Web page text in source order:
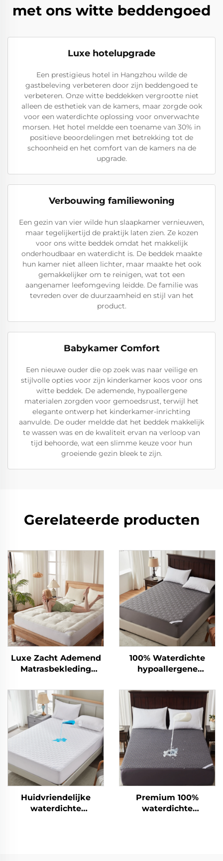
met ons witte beddengoed
Luxe hotelupgrade
Een prestigieus hotel in Hangzhou wilde de
gastbeleving verbeteren door zijn beddengoed te
verbeteren. Onze witte beddekken vergrootte niet
alleen de esthetiek van de kamers, maar zorgde ook
voor een waterdichte oplossing voor onverwachte
morsen. Het hotel meldde een toename van 30% in
positieve beoordelingen met betrekking tot de
schoonheid en het comfort van de kamers na de
upgrade.
Verbouwing familiewoning
Een gezin van vier wilde hun slaapkamer vernieuwen,
maar tegelijkertijd de praktijk laten zien. Ze kozen
voor ons witte beddek omdat het makkelijk
onderhoudbaar en waterdicht is. De beddek maakte
hun kamer niet alleen lichter, maar maakte het ook
gemakkelijker om te reinigen, wat tot een
aangenamer leefomgeving leidde. De familie was
tevreden over de duurzaamheid en stijl van het
product.
Babykamer Comfort
Een nieuwe ouder die op zoek was naar veilige en
stijlvolle opties voor zijn kinderkamer koos voor ons
witte beddek. De ademende, hypoallergene
materialen zorgden voor gemoedsrust, terwijl het
elegante ontwerp het kinderkamer-inrichting
aanvulde. De ouder meldde dat het beddek makkelijk
te wassen was en de kwaliteit ervan na verloop van
tijd behoorde, wat een slimme keuze voor hun
groeiende gezin bleek te zijn.
Gerelateerde producten
Luxe Zacht Ademend
Matrasbekleding
Matrasbekleding
100% Waterdichte
hypoallergene
met diepe pockets 6-
15 inch, ademende
matrasbescherming
voor hotel en thuis
(grijs)
Huidvriendelijke
waterdichte
Premium 100%
waterdichte